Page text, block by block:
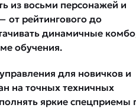
из восьми персонажей и
от рейтингового до
динамичные
обучения.
для новичков и
на точных техничных
яркие спецприемы